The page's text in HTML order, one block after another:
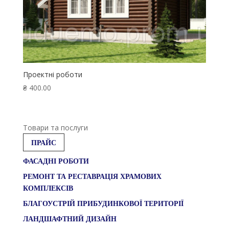
Проектні роботи
₴400.00
Товари та послуги
ПРАЙС
ФАСАДНІ РОБОТИ
РЕМОНТ ТА РЕСТАВРАЦІЯ ХРАМОВИХ
КОМПЛЕКСІВ
БЛАГОУСТРІЙ ПРИБУДИНКОВОЇ ТЕРИТОРІЇ
ЛАНДШАФТНИЙ ДИЗАЙН